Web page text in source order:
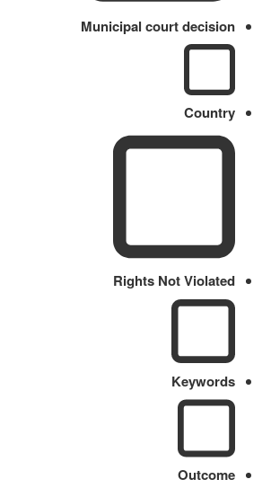
Municipal court decision
Country
Rights Not Violated
Keywords
Outcome